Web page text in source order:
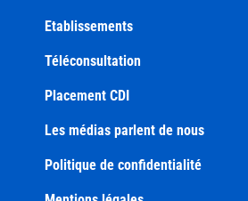
Etablissements
Téléconsultation
Placement CDI
Les médias parlent de nous
Politique de confidentialité